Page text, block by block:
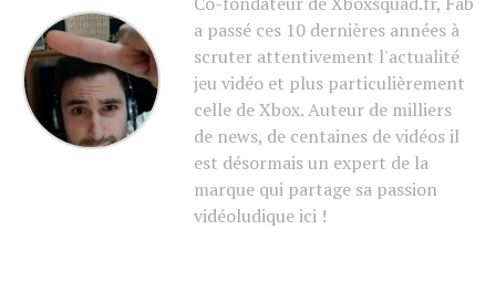
a passé ces 10 dernières années à
scruter attentivement l'actualité
jeu vidéo et plus particulièrement
celle de Xbox. Auteur de milliers
de news, de centaines de vidéos il
est désormais un expert de la
marque qui partage sa passion
vidéoludique ici !